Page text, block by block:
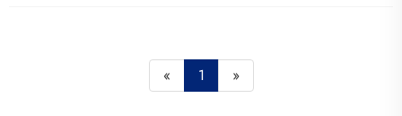
« 1 »